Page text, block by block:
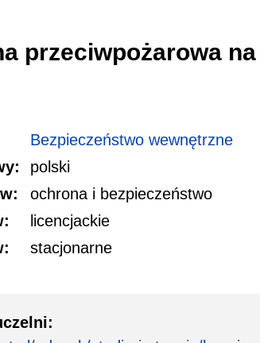
przeciwpożarowa na
Bezpieczeństwo wewnętrzne
polski
ochrona i bezpieczeństwo
licencjackie
stacjonarne